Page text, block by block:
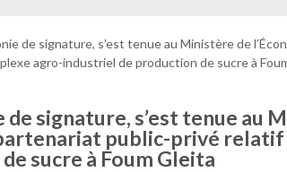
de signature, s’est tenue au Ministère de
agro-industriel de production de sucre à
signature, s’est tenue au
public-privé
sucre à Foum Gleita